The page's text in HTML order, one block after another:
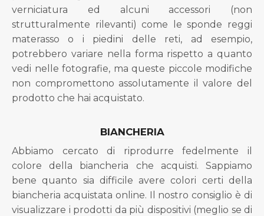
verniciatura ed alcuni accessori (non
strutturalmente rilevanti) come le sponde reggi
materasso o i piedini delle reti, ad esempio,
potrebbero variare nella forma rispetto a quanto
vedi nelle fotografie, ma queste piccole modifiche
non compromettono assolutamente il valore del
prodotto che hai acquistato.
BIANCHERIA
Abbiamo cercato di riprodurre fedelmente il
colore della biancheria che acquisti. Sappiamo
bene quanto sia difficile avere colori certi della
biancheria acquistata online. Il nostro consiglio è di
visualizzare i prodotti da più dispositivi (meglio se di